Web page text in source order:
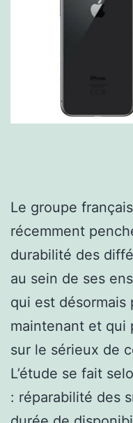
Le groupe
récemment
durabilité des
au sein de ses
qui est désormais
maintenant et qui
sur le sérieux de
L’étude se fait
: réparabilité des